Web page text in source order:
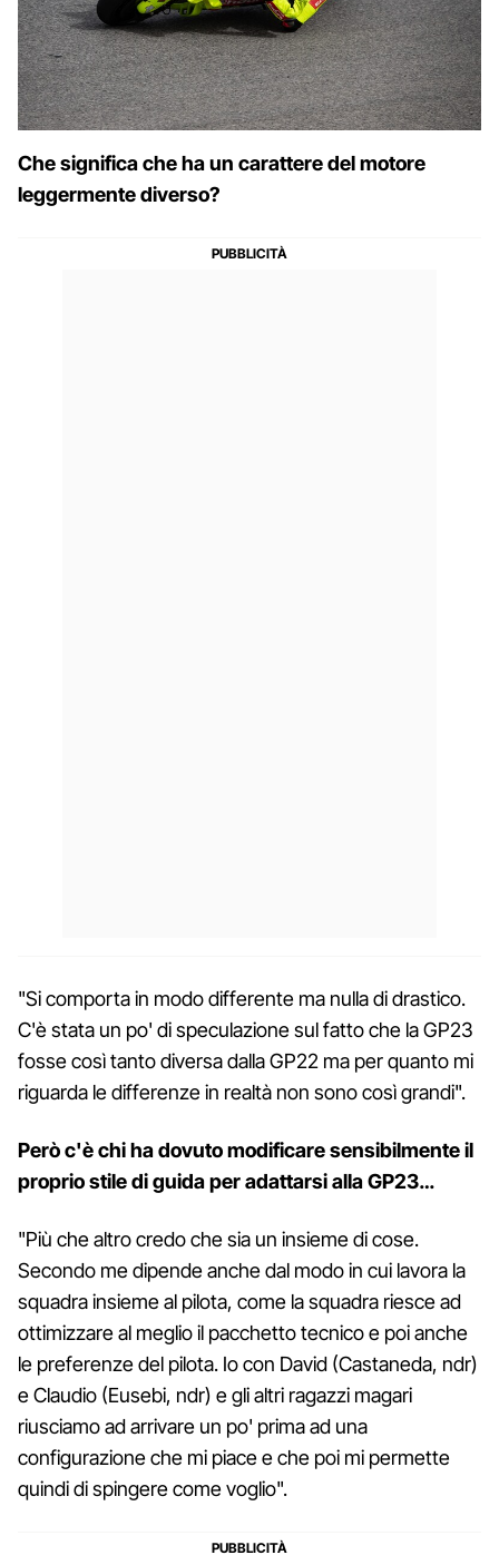
Che significa che ha un carattere del motore
leggermente diverso?
"Si comporta in modo differente ma nulla di drastico.
C'è stata un po' di speculazione sul fatto che la GP23
fosse così tanto diversa dalla GP22 ma per quanto mi
riguarda le differenze in realtà non sono così grandi".
Però c'è chi ha dovuto modificare sensibilmente il
proprio stile di guida per adattarsi alla GP23…
"Più che altro credo che sia un insieme di cose.
Secondo me dipende anche dal modo in cui lavora la
squadra insieme al pilota, come la squadra riesce ad
ottimizzare al meglio il pacchetto tecnico e poi anche
le preferenze del pilota. Io con David (Castaneda, ndr)
e Claudio (Eusebi, ndr) e gli altri ragazzi magari
riusciamo ad arrivare un po' prima ad una
configurazione che mi piace e che poi mi permette
quindi di spingere come voglio".